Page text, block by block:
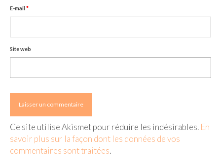
E-mail *
Site web
Ce site utilise Akismet pour réduire les indésirables. En
savoir plus sur la façon dont les données de vos
commentaires sont traitées.